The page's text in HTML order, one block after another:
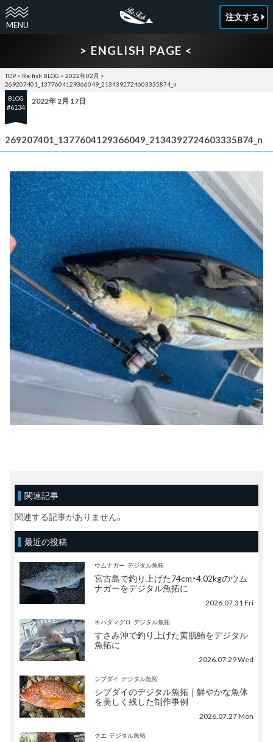
注文する
> ENGLISH PAGE <
TOP > Re:fish BLOG > 2022年02月 >
269207401_1377604129366049_2134392724603335874_n
BLOG
#6134
2022年 2月 17日
269207401_1377604129366049_2134392724603335874_n
関連記事
関連する記事がありません。
最近の投稿
ウムナガー デジタル魚拓
宮古島で釣り上げた74cm・4.02kgのウム
ナガーをデジタル魚拓に
2026.07.31 Fri
キハダマグロ デジタル魚拓
すさみ沖で釣り上げた黄肌鮪をデジタル
魚拓に
2026.07.29 Wed
シブダイ デジタル魚拓
シブダイのデジタル魚拓｜鮮やかな魚体
を美しく残した制作事例
2026.07.27 Mon
クエ デジタル魚拓